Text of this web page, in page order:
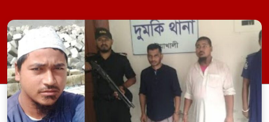
ভিত্তিতে অভিযান চালিয়ে মাদক চক্রের আরও
এক সদস্যকে আটক করা হয়। র‍্যাব ও পুলিশ
সূত্রে জানা গেছে, শুক্রবার গোপন সংবাদের
ভিত্তিতে র‍্যাব-৮, সিপিসি-১ পটুয়াখালী ক্যাম্পের
[…]